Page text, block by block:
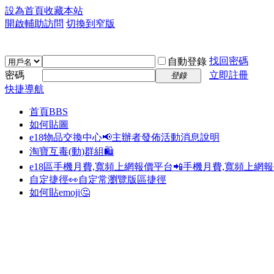
設為首頁收藏本站
開啟輔助訪問 切換到窄版
自動登錄 找回密碼
密碼
登錄
立即註冊
快捷導航
首頁BBS
如何貼圖
e18物品交換中心📢主辦者發佈活動消息說明
淘寶互毒(動)群組🛍️
e18區手機月費,寬頻上網報價平台📲手機月費,寬頻上網
自定捷徑👀自定常瀏覽版區捷徑
如何貼emoji🤔